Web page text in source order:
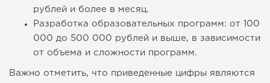
рублей и более в месяц.
Разработка образовательных программ: от 100
000 до 500 000 рублей и выше, в зависимости
от объема и сложности программ.
Важно отметить, что приведенные цифры являются